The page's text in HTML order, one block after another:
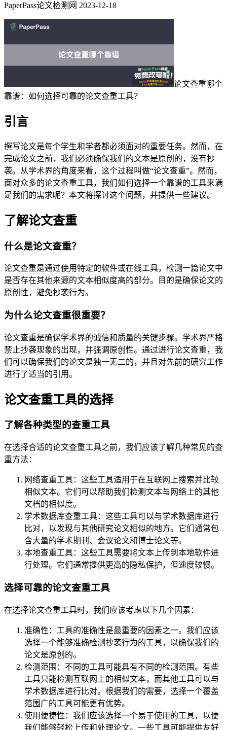
PaperPass论文检测网 2023-12-18
论文查重哪个
靠谱：如何选择可靠的论文查重工具？
引言
撰写论文是每个学生和学者都必须面对的重要任务。然而，在
完成论文之前，我们必须确保我们的文本是原创的，没有抄
袭。从学术界的角度来看，这个过程叫做“论文查重”。然而，
面对众多的论文查重工具，我们如何选择一个靠谱的工具来满
足我们的需求呢？本文将探讨这个问题，并提供一些建议。
了解论文查重
什么是论文查重？
论文查重是通过使用特定的软件或在线工具，检测一篇论文中
是否存在其他来源的文本相似度高的部分。目的是确保论文的
原创性，避免抄袭行为。
为什么论文查重很重要？
论文查重是确保学术界的诚信和质量的关键步骤。学术界严格
禁止抄袭现象的出现，并强调原创性。通过进行论文查重，我
们可以确保我们的论文是独一无二的，并且对先前的研究工作
进行了适当的引用。
论文查重工具的选择
了解各种类型的查重工具
在选择合适的论文查重工具之前，我们应该了解几种常见的查
重方法：
网络查重工具：这些工具适用于在互联网上搜索并比较
相似文本。它们可以帮助我们检测文本与网络上的其他
文档的相似度。
学术数据库查重工具：这些工具可以与学术数据库进行
比对，以发现与其他研究论文相似的地方。它们通常包
含大量的学术期刊、会议论文和博士论文等。
本地查重工具：这些工具需要将文本上传到本地软件进
行处理。它们通常提供更高的隐私保护，但速度较慢。
选择可靠的论文查重工具
在选择论文查重工具时，我们应该考虑以下几个因素：
准确性：工具的准确性是最重要的因素之一。我们应该
选择一个能够准确检测抄袭行为的工具，以确保我们的
论文是原创的。
检测范围：不同的工具可能具有不同的检测范围。有些
工具只能检测互联网上的相似文本，而其他工具可以与
学术数据库进行比对。根据我们的需要，选择一个覆盖
范围广的工具可能更有优势。
使用便捷性：我们应该选择一个易于使用的工具，以便
我们能够轻松上传和处理论文。一些工具可能提供友好